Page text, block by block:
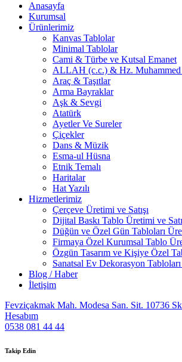
Anasayfa
Kurumsal
Ürünlerimiz
Kanvas Tablolar
Minimal Tablolar
Cami & Türbe ve Kutsal Emanet
ALLAH (c.c.) & Hz. Muhammed
Araç & Taşıtlar
Arma Bayraklar
Aşk & Sevgi
Atatürk
Ayetler Ve Sureler
Çiçekler
Dans & Müzik
Esma-ul Hüsna
Etnik Temalı
Haritalar
Hat Yazılı
Hizmetlerimiz
Çerçeve Üretimi ve Satışı
Dijital Baskı Tablo Üretimi ve
Düğün ve Özel Gün Tabloları
Firmaya Özel Kurumsal Tablo
Özgün Tasarım ve Kişiye Özel
Sanatsal Ev Dekorasyon
Blog / Haber
İletişim
Fevziçakmak Mah. Modesa San. Sit. 10736
Hesabım
0538 081 44 44
Takip Edin